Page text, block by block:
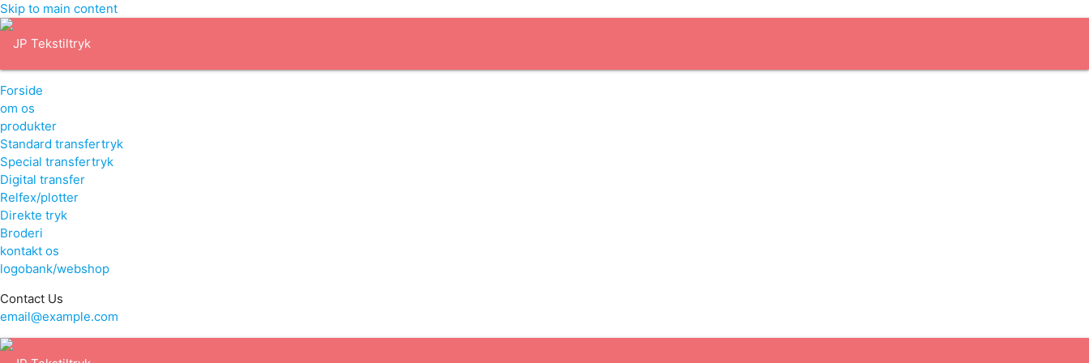
Skip to main content
Forside
om os
produkter
Standard transfertryk
Special transfertryk
Digital transfer
Relfex/plotter
Direkte tryk
Broderi
kontakt os
logobank/webshop
Contact Us
email@example.com